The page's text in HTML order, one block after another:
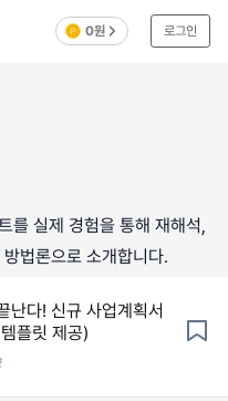
0원 로그인
를 실제 경험을 통해 재해석,
법론으로 소개합니다.
난다! 신규 사업계획서
플릿 제공)